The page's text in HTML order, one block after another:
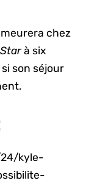
chez
à six
son séjour
kyle-